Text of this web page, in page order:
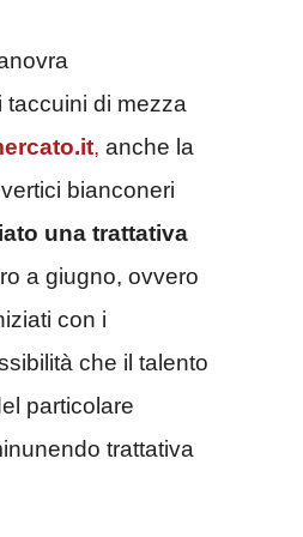
taccuini di mezza
, anche la
bianconeri
una trattativa
a giugno, ovvero
con i
che il talento
particolare
trattativa